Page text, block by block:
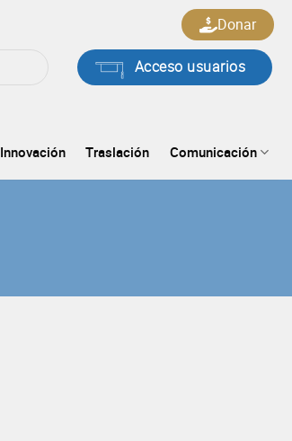
Acceso usuarios
Donar
Innovación Traslación Comunicación